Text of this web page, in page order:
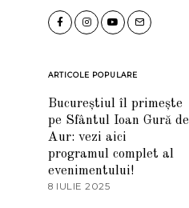
ARTICOLE POPULARE
Bucureștiul îl primește
pe Sfântul Ioan Gură de
Aur: vezi aici
programul complet al
evenimentului!
8 IULIE 2025